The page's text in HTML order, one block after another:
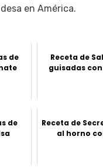
en América.
de
Receta de
guisadas
de
Receta de
al horno